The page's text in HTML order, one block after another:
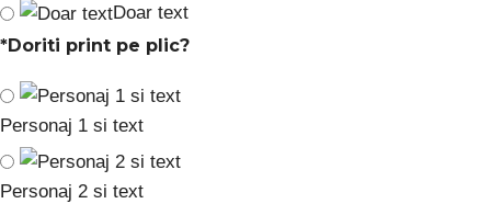
Doar text
*Doriti print pe plic?
Personaj 1 si text
Personaj 2 si text